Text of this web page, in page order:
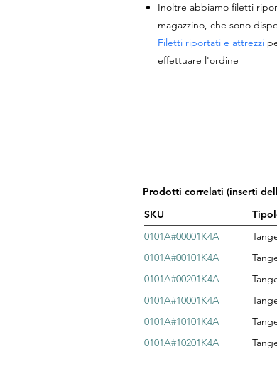
Inoltre abbiamo filetti
magazzino, che sono
Filetti riportati e attrezzi
effettuare l'ordine
Prodotti correlati (inserti
SKU
0101A#00001K4A
0101A#00101K4A
0101A#00201K4A
0101A#10001K4A
0101A#10101K4A
0101A#10201K4A